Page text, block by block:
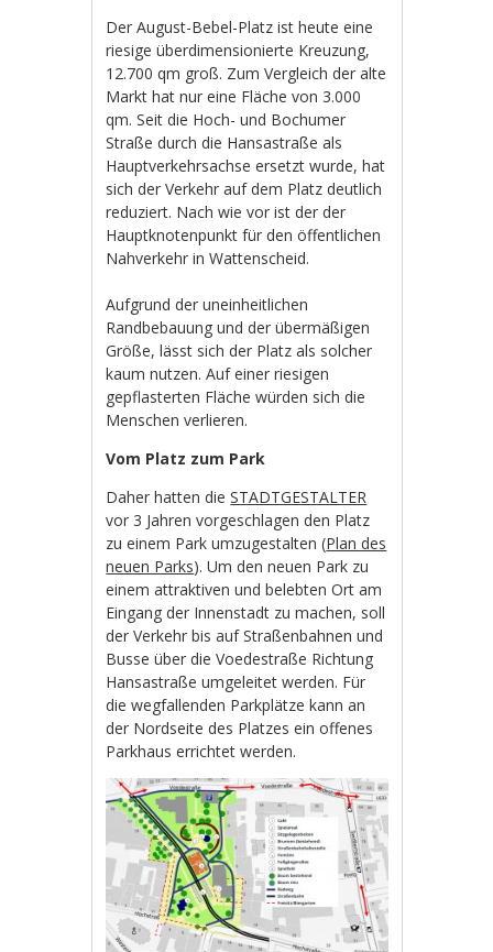
Der August-Bebel-Platz ist heute eine
riesige überdimensionierte Kreuzung,
12.700 qm groß. Zum Vergleich der alte
Markt hat nur eine Fläche von 3.000
qm. Seit die Hoch- und Bochumer
Straße durch die Hansastraße als
Hauptverkehrsachse ersetzt wurde, hat
sich der Verkehr auf dem Platz deutlich
reduziert. Nach wie vor ist der der
Hauptknotenpunkt für den öffentlichen
Nahverkehr in Wattenscheid.
Aufgrund der uneinheitlichen
Randbebauung und der übermäßigen
Größe, lässt sich der Platz als solcher
kaum nutzen. Auf einer riesigen
gepflasterten Fläche würden sich die
Menschen verlieren.
Vom Platz zum Park
Daher hatten dieSTADTGESTALTER
vor 3 Jahren vorgeschlagen den Platz
zu einem Park umzugestalten (Plan des
neuen Parks). Um den neuen Park zu
einem attraktiven und belebten Ort am
Eingang der Innenstadt zu machen, soll
der Verkehr bis auf Straßenbahnen und
Busse über die Voedestraße Richtung
Hansastraße umgeleitet werden. Für
die wegfallenden Parkplätze kann an
der Nordseite des Platzes ein offenes
Parkhaus errichtet werden.